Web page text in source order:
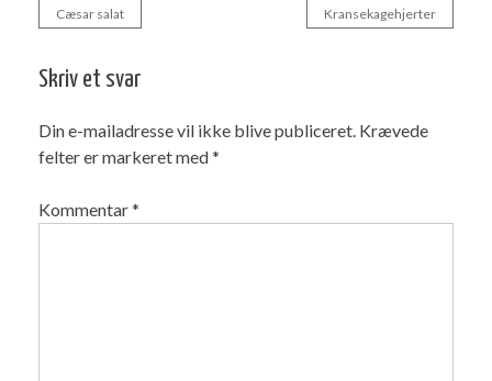
Indlægsnavigation
Cæsar salat Kransekagehjerter
Skriv et svar
Din e-mailadresse vil ikke blive publiceret. Krævede
felter er markeret med*
Kommentar*